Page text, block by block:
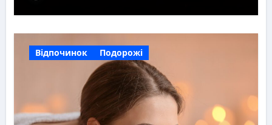
Відпочинок Подорожі